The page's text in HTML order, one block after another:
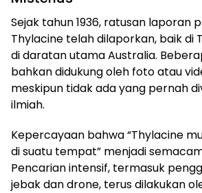
Sejak tahun 1936, ratusan laporan
Thylacine telah dilaporkan, baik di
di daratan utama Australia.
bahkan didukung oleh foto atau
meskipun tidak ada yang pernah
ilmiah.
Kepercayaan bahwa “Thylacine
di suatu tempat” menjadi
Pencarian intensif, termasuk
jebak dan drone, terus dilakukan